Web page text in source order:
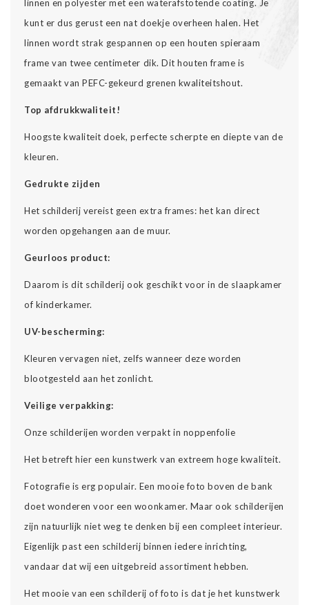
linnen en polyester met een waterafstotende coating. Je
kunt er dus gerust een nat doekje overheen halen. Het
linnen wordt strak gespannen op een houten spieraam
frame van twee centimeter dik. Dit houten frame is
gemaakt van PEFC-gekeurd grenen kwaliteitshout.
Top afdrukkwaliteit!
Hoogste kwaliteit doek, perfecte scherpte en diepte van de
kleuren.
Gedrukte zijden
Het schilderij vereist geen extra frames: het kan direct
worden opgehangen aan de muur.
Geurloos product:
Daarom is dit schilderij ook geschikt voor in de slaapkamer
of kinderkamer.
UV-bescherming:
Kleuren vervagen niet, zelfs wanneer deze worden
blootgesteld aan het zonlicht.
Veilige verpakking:
Onze schilderijen worden verpakt in noppenfolie
Het betreft hier een kunstwerk van extreem hoge kwaliteit.
Fotografie is erg populair. Een mooie foto boven de bank
doet wonderen voor een woonkamer. Maar ook schilderijen
zijn natuurlijk niet weg te denken bij een compleet interieur.
Eigenlijk past een schilderij binnen iedere inrichting,
vandaar dat wij een uitgebreid assortiment hebben.
Het mooie van een schilderij of foto is dat je het kunstwerk